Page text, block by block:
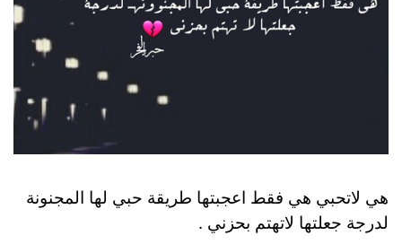
هي لاتحبي هي فقط اعجبتها طريقة حبي لها المجنونة
لدرجة جعلتها لاتهتم بحزني .